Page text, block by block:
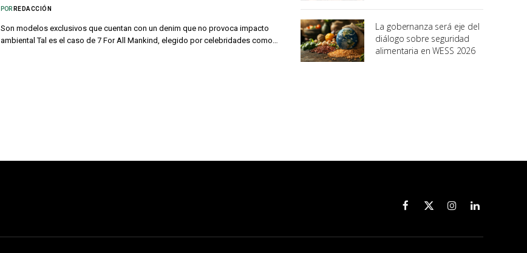
POR REDACCIÓN
Son modelos exclusivos que cuentan con un denim que no provoca impacto
ambiental Tal es el caso de 7 For All Mankind, elegido por celebridades como…
La gobernanza será eje del
diálogo sobre seguridad
alimentaria en WESS 2026
Facebook
X
InstagramLinkedIn